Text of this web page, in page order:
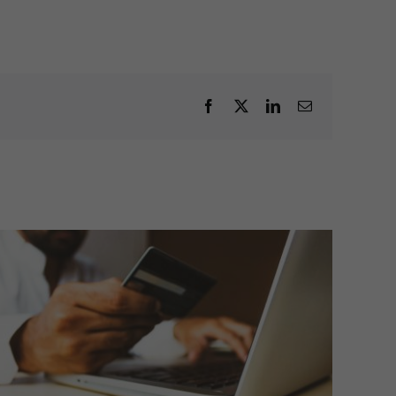
Facebook
X LinkedIn
E-